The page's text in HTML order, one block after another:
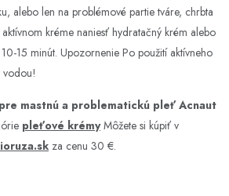
alebo len na problémové partie tváre, chrbta
kréme naniesť hydratačný krém alebo
15 minút. Upozornenie Po použití aktívneho
vodou!
mastnú a problematickú pleť Acnaut
pleťové krémyMôžete si kúpiť v
za cenu 30 €.